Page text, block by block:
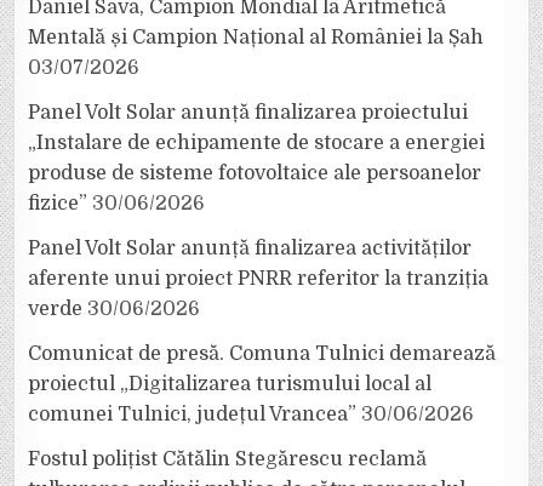
Daniel Sava, Campion Mondial la Aritmetică
Mentală și Campion Național al României la Șah
03/07/2026
Panel Volt Solar anunță finalizarea proiectului
„Instalare de echipamente de stocare a energiei
produse de sisteme fotovoltaice ale persoanelor
fizice” 30/06/2026
Panel Volt Solar anunță finalizarea activităților
aferente unui proiect PNRR referitor la tranziția
verde 30/06/2026
Comunicat de presă. Comuna Tulnici demarează
proiectul „Digitalizarea turismului local al
comunei Tulnici, județul Vrancea” 30/06/2026
Fostul polițist Cătălin Stegărescu reclamă